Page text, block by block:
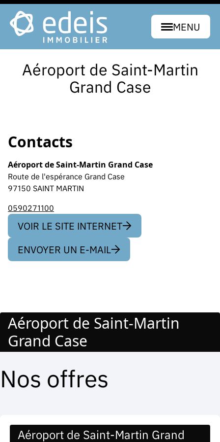
MENU
Aéroport de Saint-Martin
Grand Case
Contacts
Aéroport de Saint-Martin Grand Case
Route de l'espérance Grand Case
97150 SAINT MARTIN
0590271100
VOIR LE SITE INTERNET
ENVOYER UN E-MAIL
Aéroport de Saint-Martin
Grand Case
Nos offres
Aéroport de Saint-Martin Grand